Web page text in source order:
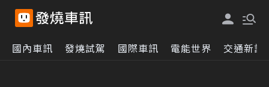
國內車訊 發燒試駕 國際車訊 電能世界 交通新訊